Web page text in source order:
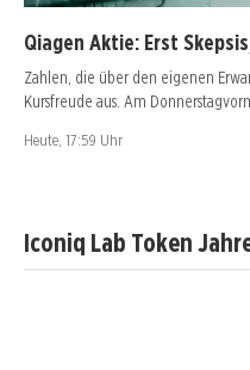
Qiagen Aktie: Erst
Zahlen, die über den eigenen
Kursfreude aus. Am
Heute, 17:59 Uhr
Iconiq Lab Token